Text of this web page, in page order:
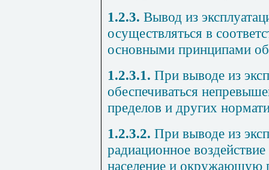
1.2.3. Вывод из
осуществляться в
основными принципами
1.2.3.1. При выводе из
обеспечиваться
пределов и других
1.2.3.2. При выводе из
радиационное
население и окружающую